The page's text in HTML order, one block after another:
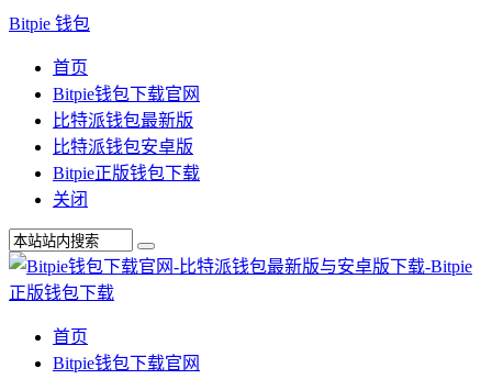
Bitpie 钱包
首页
Bitpie钱包下载官网
比特派钱包最新版
比特派钱包安卓版
Bitpie正版钱包下载
关闭
首页
Bitpie钱包下载官网